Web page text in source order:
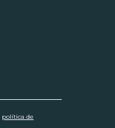
política de